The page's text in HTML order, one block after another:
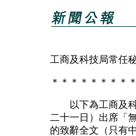
工商及科技局常任
＊＊＊＊＊＊＊＊
以下為工商及科
二十一日）出席「
的致辭全文（只有